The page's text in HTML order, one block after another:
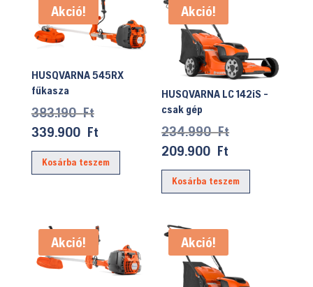
Akció!
HUSQVARNA 545RX
fűkasza
383.190FtOriginal
price
was:
383.190 Ft.
339.900 FtCurrent
price
is:
Kosárba teszem
Akció!
HUSQVARNA LC 142iS -
csak gép
234.990FtOriginal
was:
234.990 Ft.
209.900 Ft
price
is:
Kosárba teszem
Akció! Akció!